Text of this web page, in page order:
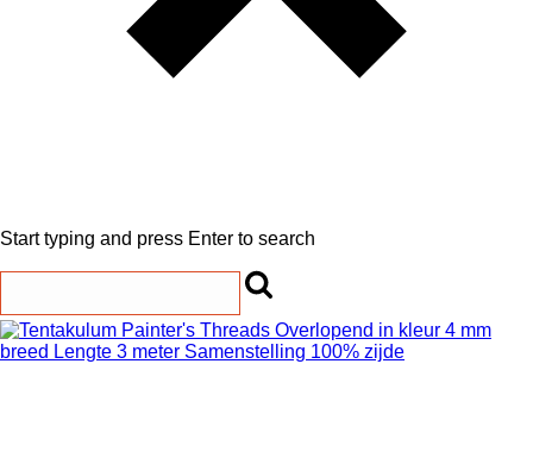
Start typing and press Enter to search